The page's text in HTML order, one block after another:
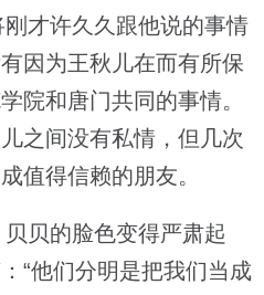
才许久久跟他说的事情
因为王秋儿在而有所保
院和唐门共同的事情。
之间没有私情，但几次
值得信赖的朋友。
贝的脸色变得严肃起
“他们分明是把我们当成